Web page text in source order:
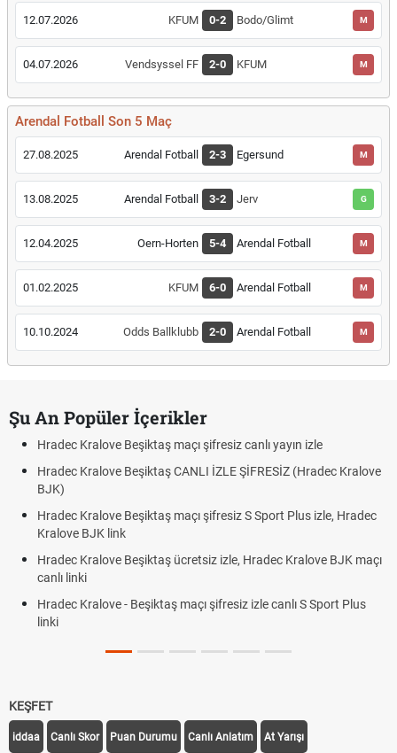
12.07.2026 KFUM 0-2 Bodo/Glimt M
04.07.2026 Vendsyssel FF 2-0 KFUM M
Arendal Fotball Son 5 Maç
27.08.2025 Arendal Fotball 2-3 Egersund M
13.08.2025 Arendal Fotball 3-2 Jerv G
12.04.2025 Oern-Horten 5-4 Arendal Fotball M
01.02.2025 KFUM 6-0 Arendal Fotball M
10.10.2024 Odds Ballklubb 2-0 Arendal Fotball M
Şu An Popüler İçerikler
Hradec Kralove Beşiktaş maçı şifresiz canlı yayın izle
Hradec Kralove Beşiktaş CANLI İZLE ŞİFRESİZ (Hradec Kralove
BJK)
Hradec Kralove Beşiktaş maçı şifresiz S Sport Plus izle, Hradec
Kralove BJK link
Hradec Kralove Beşiktaş ücretsiz izle, Hradec Kralove BJK maçı
canlı linki
Hradec Kralove - Beşiktaş maçı şifresiz izle canlı S Sport Plus
linki
KEŞFET
iddaa Canlı Skor Puan Durumu Canlı Anlatım At Yarışı